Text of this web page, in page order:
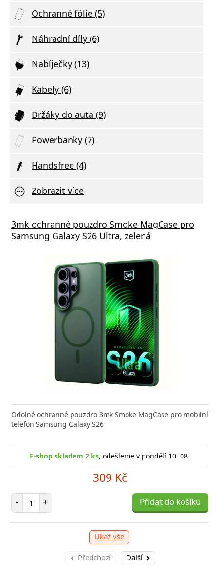
Ochranné fólie (5)
Náhradní díly (6)
Nabíječky (13)
Kabely (6)
Držáky do auta (9)
Powerbanky (7)
Handsfree (4)
Zobrazit více
3mk ochranné pouzdro Smoke MagCase pro
Samsung Galaxy S26 Ultra, zelená
Odolné ochranné pouzdro 3mk Smoke MagCase pro mobilní
telefon Samsung Galaxy S26
E-shop skladem 2 ks, odešleme v pondělí 10. 08.
309 Kč
- Počet položek
+ Přidat do košíku
Ukaž vše
Předchozí Další
GaN5 Pro 65W černá
Pro 2C + U je výkonná a kompaktní nabíječka s
technologií, která
shop skladem 1 ks, odešleme v pondělí 10. 08.
1 039 Kč
položek Přidat do košíku
Typ
E-
-